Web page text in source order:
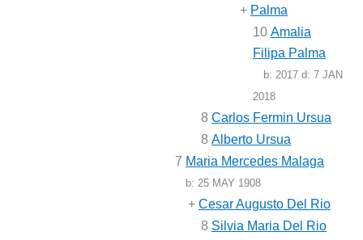
+ Palma
10 Amalia
Filipa Palma
b:2017 d:7 JAN
2018
8 Carlos Fermin Ursua
8 Alberto Ursua
7 Maria Mercedes Malaga
b:25 MAY 1908
+ Cesar Augusto Del Rio
8 Silvia Maria Del Rio